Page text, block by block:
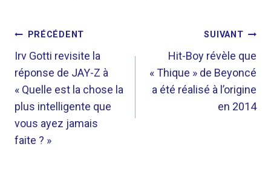
NAVIGATION
DE
L’ARTICLE
PRÉCÉDENT
Irv Gotti revisite la
réponse de JAY-Z à
« Quelle est la chose la
plus intelligente que
vous ayez jamais
faite ? »
SUIVANT
Hit-Boy révèle que
« Thique » de Beyoncé
a été réalisé à l’origine
en 2014